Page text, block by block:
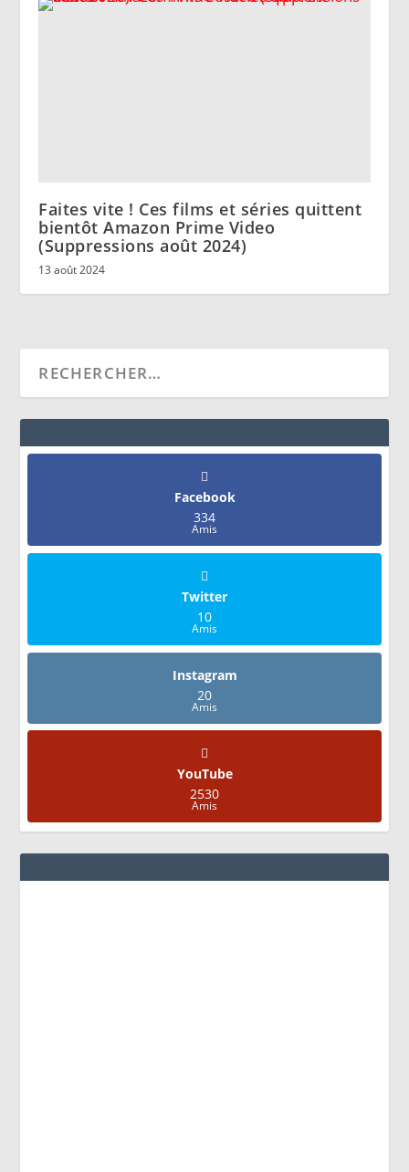
Faites vite ! Ces films et séries quittent
bientôt Amazon Prime Video
(Suppressions août 2024)
13 août 2024
Facebook
334
Amis
Twitter
10
Amis
Instagram
20
Amis
YouTube
2530
Amis